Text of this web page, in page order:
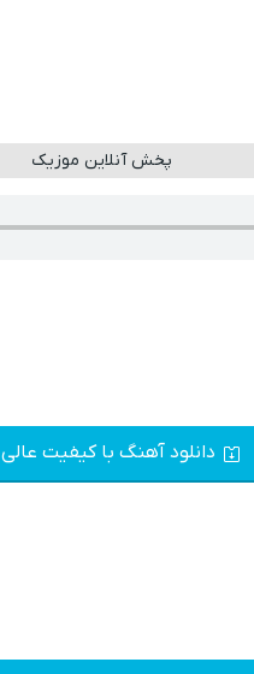
پخش آنلاین موزیک
دانلود آهنگ با کیفیت عالی 320